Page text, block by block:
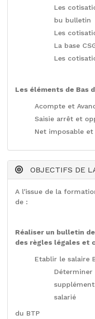
Les
bu bulletin
Les
La base
Les
Les éléments de Bas
Acompte et
Saisie arrêt et
Net imposable et
OBJECTIFS DE
A l'issue de la
de :
Réaliser un bulletin
des règles légales et
Etablir le salaire
Déterminer
salarié
du BTP